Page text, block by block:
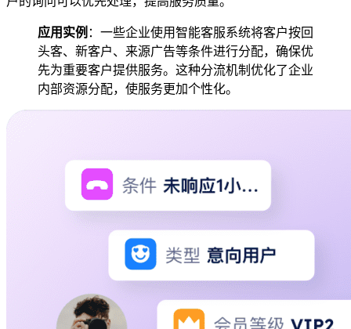
应用实例 ：一些企业使用智能客服系统将客户按回
头客、新客户、来源广告等条件进行分配，确保优
先为重要客户提供服务。这种分流机制优化了企业
内部资源分配，使服务更加个性化。